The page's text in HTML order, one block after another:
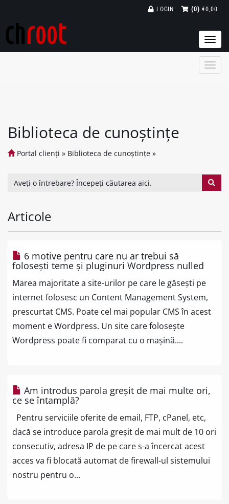
(0) €0,00
LOGIN
Biblioteca de cunoștințe
Portal clienți » Biblioteca de cunoștințe »
Articole
6 motive pentru care nu ar trebui să
folosești teme și pluginuri Wordpress nulled
Marea majoritate a site-urilor pe care le găsești pe
internet folosesc un Content Management System,
prescurtat CMS. Poate cel mai popular CMS în acest
moment e Wordpress. Un site care folosește
Wordpress poate fi comparat cu o mașină....
Am introdus parola greșit de mai multe ori,
ce se întamplă?
Pentru serviciile oferite de email, FTP, cPanel, etc,
dacă se introduce parola greșit de mai mult de 10 ori
consecutiv, adresa IP de pe care s-a încercat acest
acces va fi blocată automat de firewall-ul sistemului
nostru pentru o...